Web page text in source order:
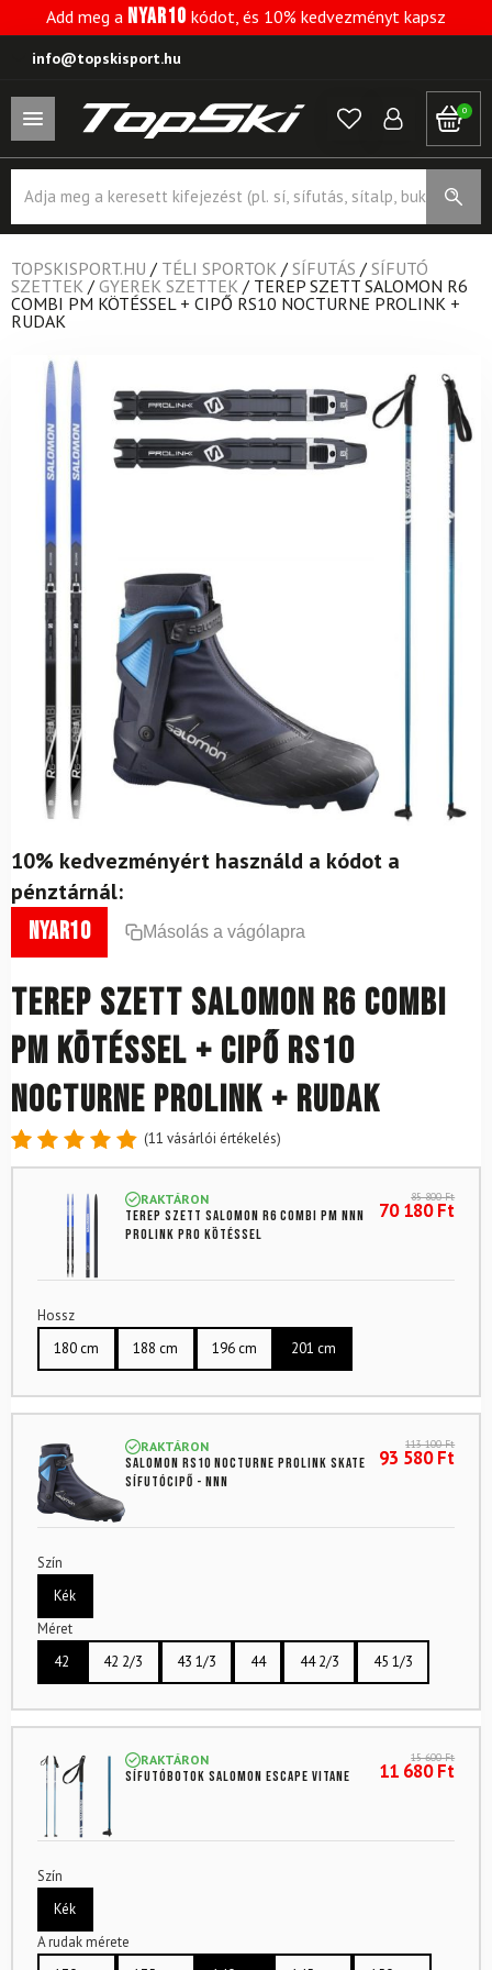
Add meg a NYAR10 kódot, és 10% kedvezményt kapsz
info@topskisport.hu
0
search
TOPSKISPORT.HU / TÉLI SPORTOK / SÍFUTÁS / SÍFUTÓ
SZETTEK / GYEREK SZETTEK / TEREP SZETT SALOMON R6
COMBI PM KÖTÉSSEL + CIPŐ RS10 NOCTURNE PROLINK +
RUDAK
10% kedvezményért használd a kódot a
pénztárnál:
nyar10 Másolás a vágólapra
Terep szett SALOMON R6 Combi
PM kötéssel + cipő RS10
Nocturne Prolink + rudak
Értékelés
5-ből,
11
értékelés
alapján
(11 vásárlói értékelés)
RAKTÁRON
Terep szett SALOMON R6 Combi PM NNN
Prolink Pro kötéssel
85 800Ft
70 180Ft
Hossz
180 cm
188 cm 196 cm 201 cm
RAKTÁRON
SALOMON RS10 Nocturne Prolink skate
sífutócipő - NNN
113 100Ft
93 580Ft
Szín
Kék
Méret
42
42 2/3 43 1/3 44 44 2/3 45 1/3
RAKTÁRON
Sífutóbotok SALOMON Escape Vitane
15 600Ft
11 680Ft
Szín
Kék
A rudak mérete